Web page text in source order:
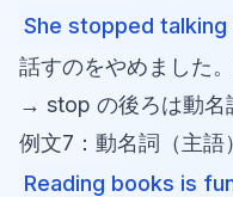
She stopped talking
話すのをやめました。
→ stop の後ろは動名
例文7：動名詞（主語）
Reading books is